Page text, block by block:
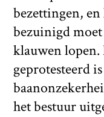
bezettingen,
bezuinigd
klauwen
geprotesteerd
het bestuur